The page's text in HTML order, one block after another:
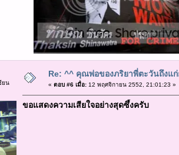
ยน
Re: ^^ คุณพ่อของภริยาพี่ตะวันถึงแ
« ตอบ #6 เมื่อ:12 พฤศจิกายน 2552, 21:01:23 »
ขอแสดงความเสียใจอย่างสุดซึ้งครับ